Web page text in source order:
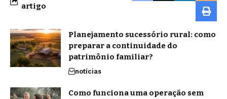
artigo
Planejamento sucessório rural: como
preparar a continuidade do
patrimônio familiar?
notícias
Como funciona uma operação sem